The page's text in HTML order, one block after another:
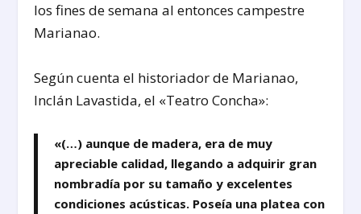
los fines de semana al entonces campestre
Marianao.
Según cuenta el historiador de Marianao,
Inclán Lavastida, el «Teatro Concha»:
«(…) aunque de madera, era de muy
apreciable calidad, llegando a adquirir gran
nombradía por su tamaño y excelentes
condiciones acústicas. Poseía una platea con